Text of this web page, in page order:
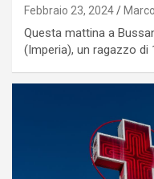
Febbraio 23, 2024
Questa mattina a
(Imperia), un ragazzo di